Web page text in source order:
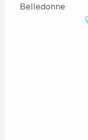
Belledonne